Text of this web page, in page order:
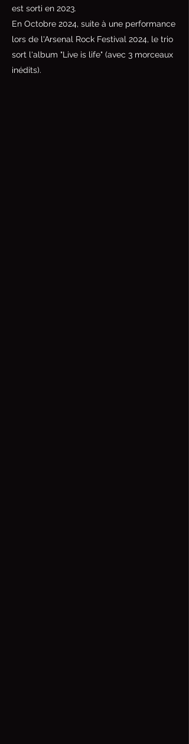
est sorti en 2023.
En Octobre 2024, suite à une performance
lors de l'Arsenal Rock Festival 2024, le trio
sort l'album "Live is life" (avec 3 morceaux
inédits).